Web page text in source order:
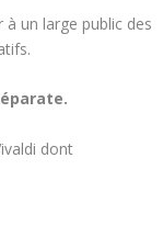
un large public des
dont